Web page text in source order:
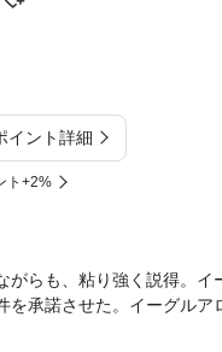
イント詳細
ト+2%
がらも、粘り強く説得。
を承諾させた。イーグル
い佐原。だが廃馬と廃業